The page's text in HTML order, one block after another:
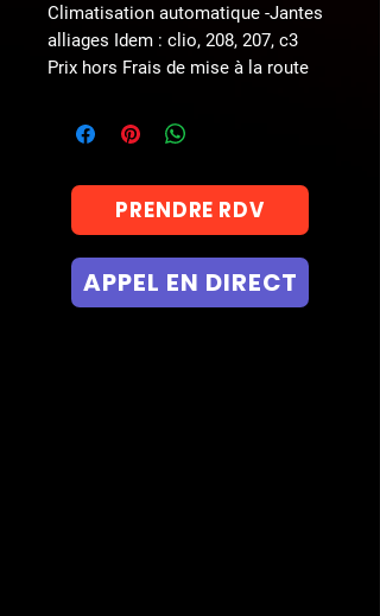
Climatisation automatique -Jantes
alliages Idem : clio, 208, 207, c3
Prix hors Frais de mise à la route
PRENDRE RDV
APPEL EN DIRECT